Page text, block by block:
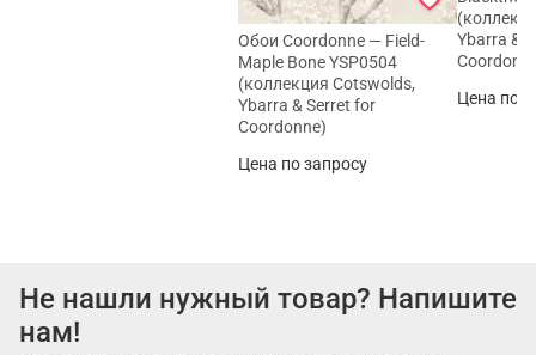
Обои Coordonne — Field-
Maple Bone YSP0504
(коллекция Cotswolds,
Ybarra & Serret for
Coordonne)
Цена по запросу
Ybarra &
Цена по
Не нашли нужный товар? Напишите
нам!